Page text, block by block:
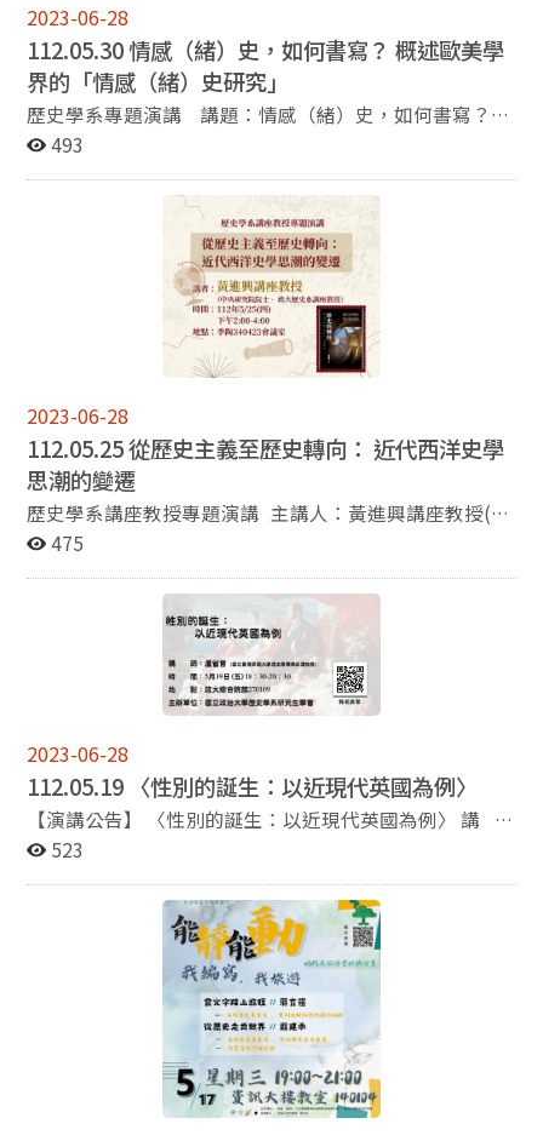
研院院士兼本系講座教授的黃進興院士演講「從歷史主義
至歷史轉向：近代西洋史學思潮的變遷」、在美國肯塔基
大學歷史系攻讀博士的陳韋廷先生演講「情感（緒）史，
如何書寫？概述歐美學界的『情感（緒）史研究』」，以
及國發會檔管局的蔡昇璋協同研究員演講「國家檔案的應
用與臺灣鹽業發展史」。研究生協會的同學們也邀請了臺
師大歷史系的盧省言助理教授演講「性別的誕生：以近現
代英文為例」和臺大歷史系的傅揚助理教授演講「中古儒
道：唐初政治思想與政治文化的若干觀察」。這些演講的
內容涉及政治、思想、文化、藝術、農業、性別、醫療、
史學方法和史學理論等領域，涵蓋的面向非常豐富。 除
了學術活動之外，本系也舉辦了一些與學生生涯規劃有關
的活動。歷史系系學會與文學院的「壯遊·指南：人文學
素養導向高教學習創新計畫」合辦111學年第2學期的
編寫，我旅遊」，請到服務於編輯業的蔣育荏和旅遊業的
蘇建承等兩位系友分享工作心得。此外，本系系學會也參
與了文學院三系（中文、歷史、哲學）工作坊「在枝頭上
狂歡的人」的規劃工作，這個工作坊在今年舉辦第二屆，
以高中生為對象，目的是讓他們認識大學文學院裡各科系
的特色，這次歷史系系學會請到本系的陳秀芬老師來工作
坊演講，講題是「理學、心學與經世之學」。 依照往
例，本期電子報也以系上成員獲得的各項榮譽為壓軸報導
的主題，其中包括本系系主任金仕起老師獲得本校110學
年度教師及研究人員傑出服務獎、雷恩·侯洛伊德老師榮
獲112至114年國科會新進研究人員三年期計劃補助、莊
詠鈞同學（由倪墨杰老師指導）、曹育愷同學（由陳秀芬
111學年度第1學期優良教學助理（TA）。此外，余以澄
同學、張業祥同學、王之富同學與楊雯涵同學分別榮獲第
32屆陳百年先生學術論文獎的研究生組第一名、研究生組
第二名、大學生組第三名以及大學生組佳作二。恭喜以上
報讀者在接下來的半年裡平安健康，事事順心！
2023-06-28
112.05.30 情感（緒）史，如何書寫？ 概述歐美學
界的「情感（緒）史研究」
歷史學系專題演講 講題：情感（緒）史，如何書寫？概
述歐美學界的「情感（緒）史研究」 主講人：陳韋廷先
師（政治大學歷史系副教授） 時間：5月30日 週
二 14:10-16:00 地點：季陶樓340316教室
493
2023-06-28
112.05.25 從歷史主義至歷史轉向： 近代西洋史學
思潮的變遷
歷史學系講座教授專題演講 主講人：黃進興講座教授(中
央研究院院士、政大歷史系講座教授) 講題：「從歷史主
年5月25日(四)，下午2:00-4:00 地點：季陶340423會議
475
2023-06-28
112.05.19 〈性別的誕生：以近現代英國為例〉
【演講公告】 〈性別的誕生：以近現代英國為例〉 講
者：盧省言(國立臺灣師範大學歷史學系專案助理教授)
政大綜合院館270109室 主辦單位：國立政治大學歷史學
523